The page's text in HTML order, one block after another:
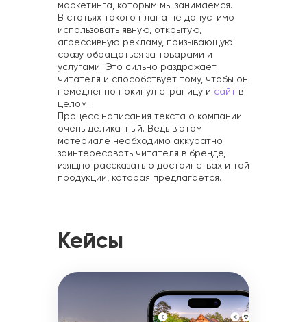
маркетинга, которым мы занимаемся.
В статьях такого плана не допустимо
использовать явную, открытую,
агрессивную рекламу, призывающую
сразу обращаться за товарами и
услугами. Это сильно раздражает
читателя и способствует тому, чтобы он
немедленно покинул страницу и сайт в
целом.
Процесс написания текста о компании
очень деликатный. Ведь в этом
материале необходимо аккуратно
заинтересовать читателя в бренде,
изящно рассказать о достоинствах и той
продукции, которая предлагается.
Кейсы